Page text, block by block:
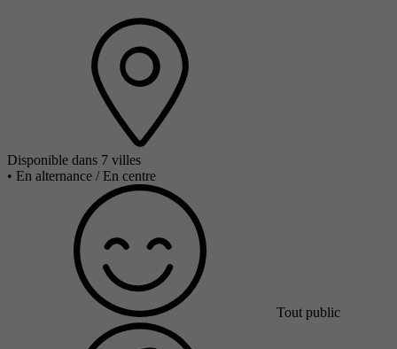
Disponible dans 7 villes
• En alternance / En centre
Tout public